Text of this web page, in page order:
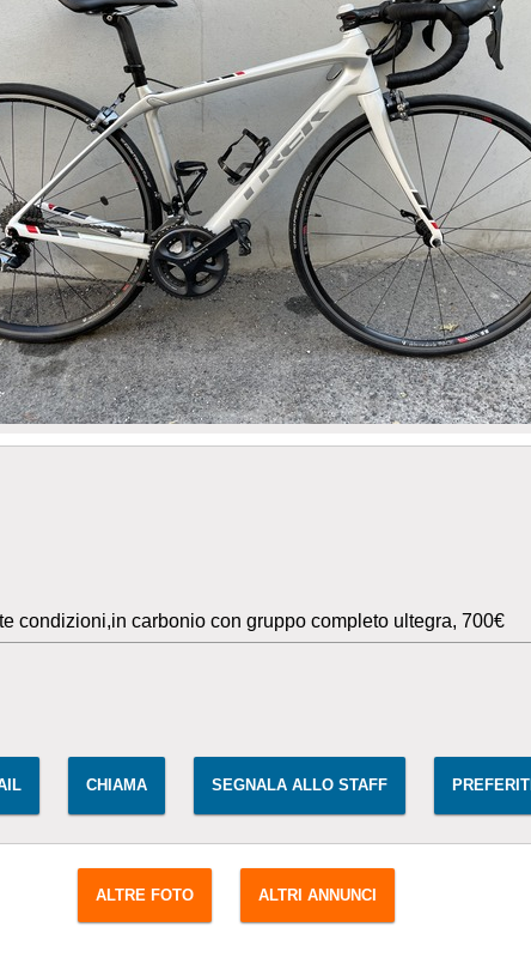
condizioni,in carbonio con gruppo completo ultegra, 700€
CHIAMA SEGNALA ALLO STAFF PREFERITI
ALTRE FOTO ALTRI ANNUNCI